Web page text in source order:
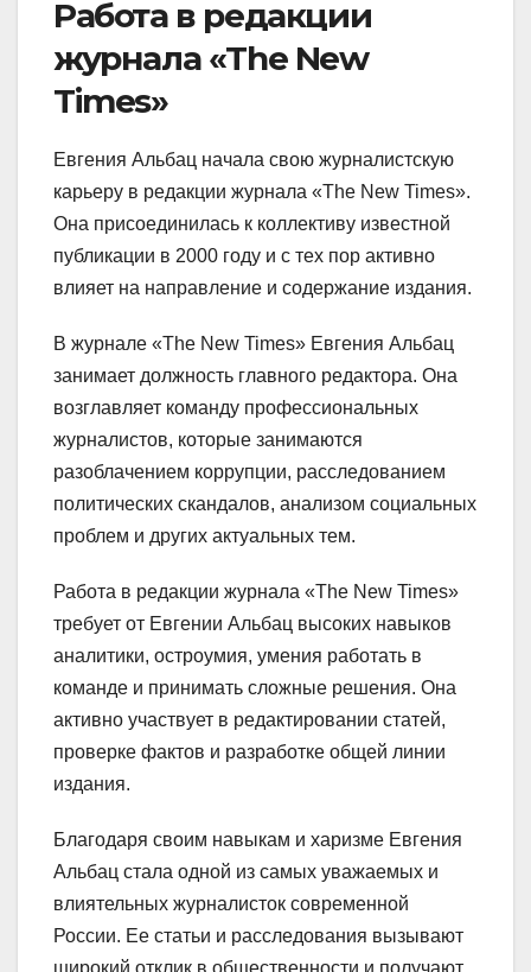
Работа в редакции
журнала «The New
Times»
Евгения Альбац начала свою журналистскую
карьеру в редакции журнала «The New Times».
Она присоединилась к коллективу известной
публикации в 2000 году и с тех пор активно
влияет на направление и содержание издания.
В журнале «The New Times» Евгения Альбац
занимает должность главного редактора. Она
возглавляет команду профессиональных
журналистов, которые занимаются
разоблачением коррупции, расследованием
политических скандалов, анализом социальных
проблем и других актуальных тем.
Работа в редакции журнала «The New Times»
требует от Евгении Альбац высоких навыков
аналитики, остроумия, умения работать в
команде и принимать сложные решения. Она
активно участвует в редактировании статей,
проверке фактов и разработке общей линии
издания.
Благодаря своим навыкам и харизме Евгения
Альбац стала одной из самых уважаемых и
влиятельных журналисток современной
России. Ее статьи и расследования вызывают
широкий отклик в общественности и получают